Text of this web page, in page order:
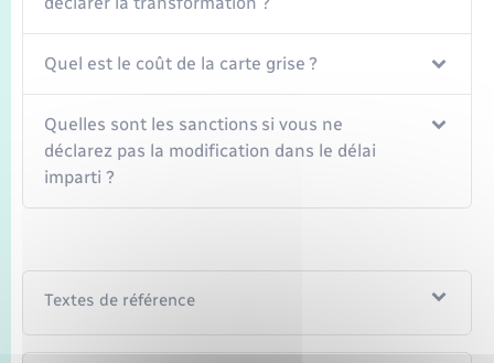
Quel est le coût de la carte grise ?
Quelles sont les sanctions si vous ne
déclarez pas la modification dans le délai
imparti ?
Textes de référence